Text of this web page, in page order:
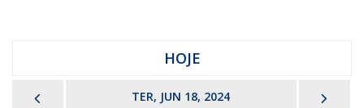
HOJE
TER, JUN 18, 2024